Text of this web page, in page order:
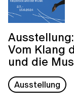
Ausstellung:
Vom Klang
und die
Ausstellung